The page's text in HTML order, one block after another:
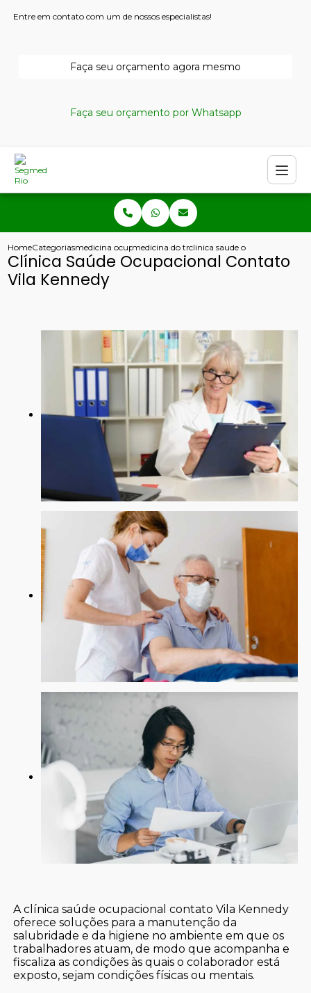
Entre em contato com um de nossos especialistas!
Faça seu orçamento agora mesmo
Faça seu orçamento por Whatsapp
HomeCategoriasmedicina ocupacionalmedicina do trabalho copacabana
clinica saude ocupacional
Clínica Saúde Ocupacional Contato
Vila Kennedy
A clínica saúde ocupacional contato Vila Kennedy
oferece soluções para a manutenção da
salubridade e da higiene no ambiente em que os
trabalhadores atuam, de modo que acompanha e
fiscaliza as condições às quais o colaborador está
exposto, sejam condições físicas ou mentais.